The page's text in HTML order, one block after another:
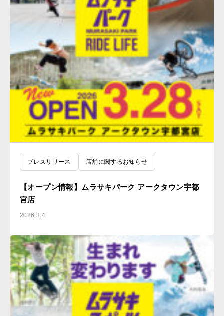
プレスリリース 店舗に関するお知らせ
【オープン情報】ムラサキパーク アークタウン宇都
宮店
2026.3.4